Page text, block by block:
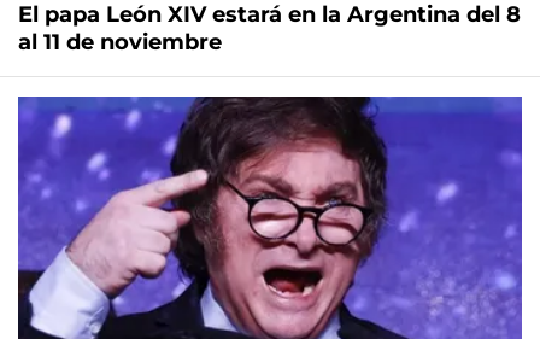
El papa León XIV estará en la Argentina del 8
al 11 de noviembre